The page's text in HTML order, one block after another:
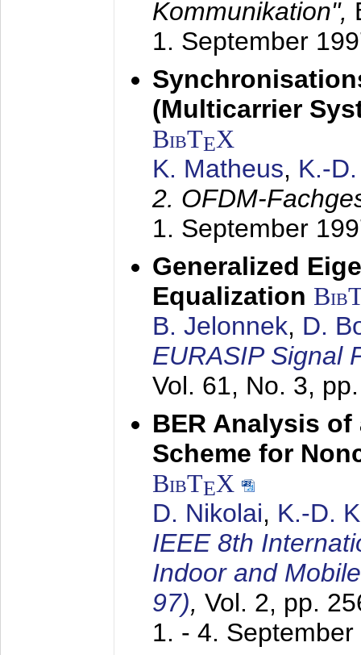
Kommunikation",
1. September
(Multicarrier
BibTEX
K. Matheus, K.-
2. OFDM-
1. September
Generalized
Equalization
B. Jelonnek, D.
EURASIP Signal
Vol. 61, No. 3,
BER Analysis
Scheme for
BibTEX
D. Nikolai, K.-D.
IEEE 8th
Indoor and
97), Vol. 2, pp.
1. - 4. September